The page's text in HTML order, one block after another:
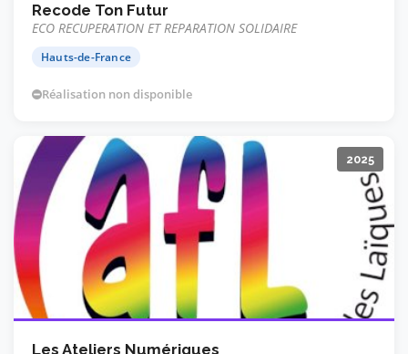
Recode Ton Futur
ECO RECUPERATION ET REPARATION SOLIDAIRE
Hauts-de-France
Réalisation non disponible
2025
Les Ateliers Numériques